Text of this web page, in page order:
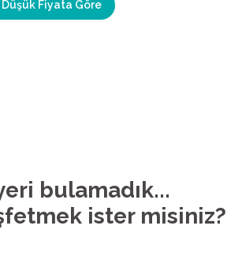
Düşük Fiyata Göre
bulamadık...
ister misiniz?